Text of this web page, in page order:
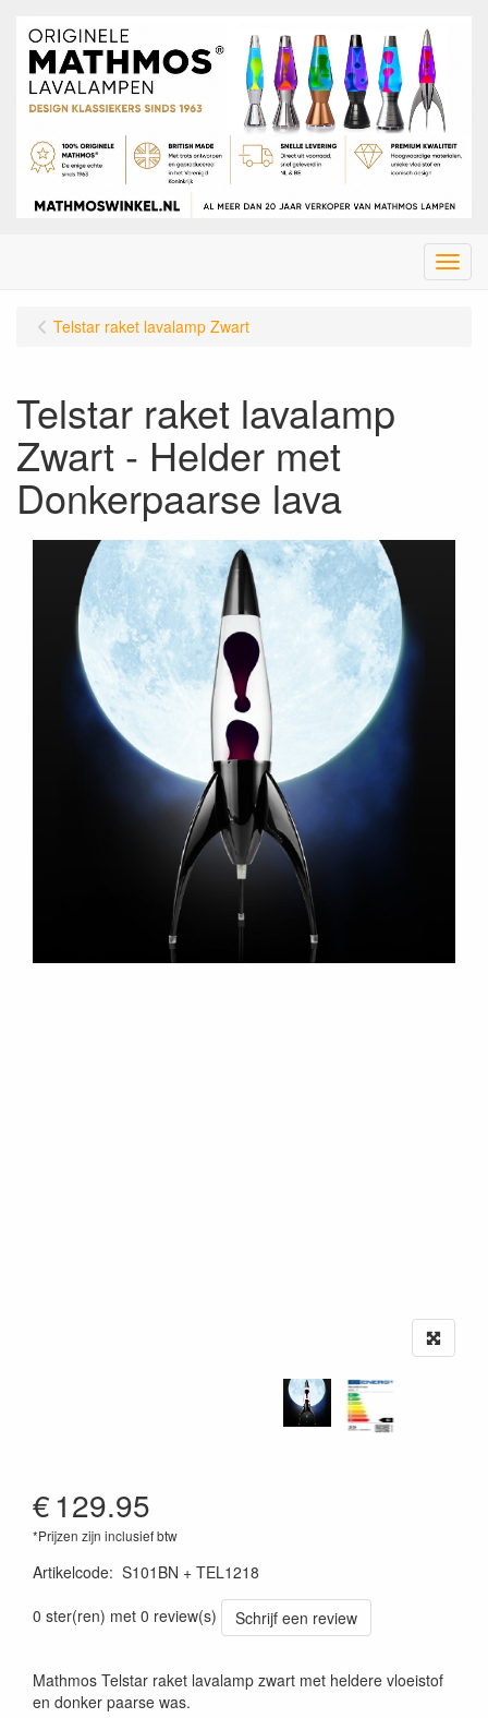
Menu
Telstar raket lavalamp Zwart
Telstar raket lavalamp
Zwart - Helder met
Donkerpaarse lava
€129.95
*Prijzen zijn inclusief btw
Artikelcode: S101BN + TEL1218
0 ster(ren) met 0 review(s)
Schrijf een review
Mathmos Telstar raket lavalamp zwart met heldere vloeistof
en donker paarse was.